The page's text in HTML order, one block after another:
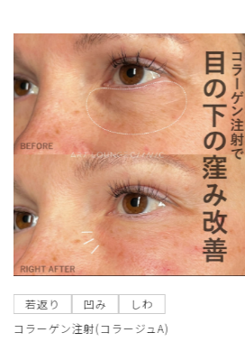
若返り 凹み
しわ
コラーゲン注射(コラージュA)